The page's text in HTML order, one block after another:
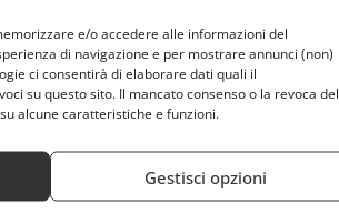
e/o accedere alle informazioni del
di navigazione e per mostrare annunci (non)
ci consentirà di elaborare dati quali il
su questo sito. Il mancato consenso o la revoca del
alcune caratteristiche e funzioni.
Gestisci opzioni